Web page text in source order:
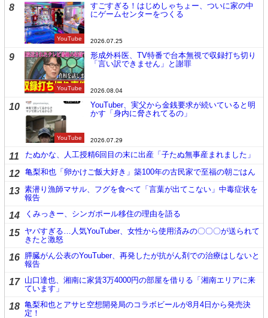
8
YouTube
すごすぎる！はじめしゃちょー、ついに家の中
にゲームセンターをつくる
2026.07.25
9
YouTube
形成外科医、TV特番で台本無視で収録打ち切り
「言い訳できません」と謝罪
2026.08.04
10
YouTube
YouTuber、実父から金銭要求が続いていると明
かす「身内に脅されてるの」
2026.07.29
11 たぬかな、人工授精6回目の末に出産「子たぬ無事産まれました」
12 亀梨和也「卵かけご飯大好き」築100年の古民家で至福の朝ごはん
13 素潜り漁師マサル、フグを食べて「言葉が出てこない」中毒症状を
報告
14 くみっきー、シンガポール移住の理由を語る
15 ヤバすぎる…人気YouTuber、女性から使用済みの〇〇〇が送られて
きたと激怒
16 膵臓がん公表のYouTuber、再発したが抗がん剤での治療はしないと
報告
17 山口達也、湘南に家賃3万4000円の部屋を借りる「湘南エリアに来
ています」
18 亀梨和也とアサヒ空想開発局のコラボビールが8月4日から発売決
定！